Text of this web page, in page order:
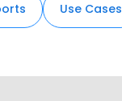
Use Cases